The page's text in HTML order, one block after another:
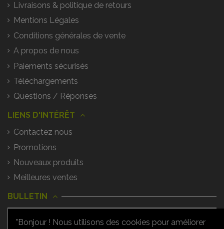
Livraisons & politique de retours
Mentions Légales
Conditions générales de vente
A propos de nous
Paiements sécurisés
Téléchargements
Questions / Réponses
LIENS D'INTÉRÊT
Contactez nous
Promotions
Nouveaux produits
Meilleures ventes
BULLETIN
"Bonjour ! Nous utilisons des cookies pour améliorer